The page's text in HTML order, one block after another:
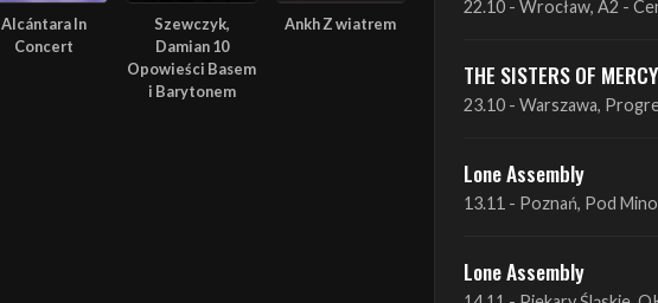
Alcántara In
Concert
Szewczyk,
Damian 10
Opowieści Basem
i Barytonem
Ankh Z wiatrem 23.10 - Warszawa,
Lone Assembly
13.11 - Poznań, Pod
Lone Assembly
14.11 - Piekary Śląskie,
Lone Assembly